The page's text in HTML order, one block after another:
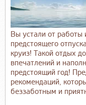
Вы устали от работы
предстоящего
круиз! Такой отдых
впечатлений и
предстоящий год!
рекомендаций,
беззаботным и